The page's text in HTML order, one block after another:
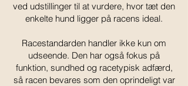
ved udstillinger til at vurdere, hvor tæt den
enkelte hund ligger på racens ideal.
Racestandarden handler ikke kun om
udseende. Den har også fokus på
funktion, sundhed og racetypisk adfærd,
så racen bevares som den oprindeligt var